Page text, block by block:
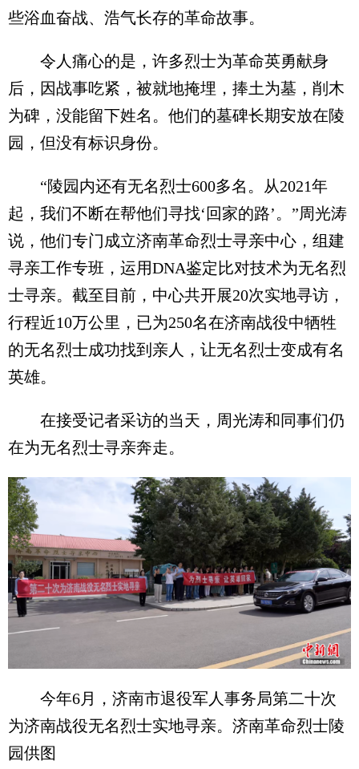
些浴血奋战、浩气长存的革命故事。
令人痛心的是，许多烈士为革命英勇献身
后，因战事吃紧，被就地掩埋，捧土为墓，削木
为碑，没能留下姓名。他们的墓碑长期安放在陵
园，但没有标识身份。
“陵园内还有无名烈士600多名。从2021年
起，我们不断在帮他们寻找‘回家的路’。”周光涛
说，他们专门成立济南革命烈士寻亲中心，组建
寻亲工作专班，运用DNA鉴定比对技术为无名烈
士寻亲。截至目前，中心共开展20次实地寻访，
行程近10万公里，已为250名在济南战役中牺牲
的无名烈士成功找到亲人，让无名烈士变成有名
英雄。
在接受记者采访的当天，周光涛和同事们仍
在为无名烈士寻亲奔走。
今年6月，济南市退役军人事务局第二十次
为济南战役无名烈士实地寻亲。济南革命烈士陵
园供图